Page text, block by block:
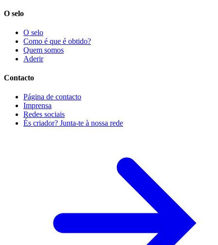
O selo
O selo
Como é que é obtido?
Quem somos
Aderir
Contacto
Página de contacto
Imprensa
Redes sociais
És criador? Junta-te à nossa rede